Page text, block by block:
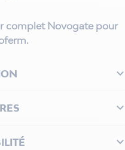
complet Novogate pour


